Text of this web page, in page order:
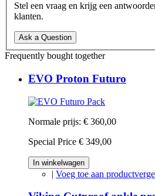
Stel een vraag en krijg een
klanten.
Ask a Question
Frequently bought together
EVO Proton Futuro
Normale prijs: € 360,00
Special Price € 349,00
In winkelwagen
| Voeg toe aan